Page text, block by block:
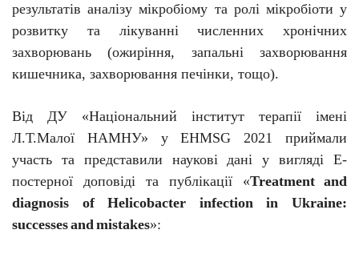
результатів аналізу мікробіому та ролі мікробіоти у
розвитку та лікуваннічисленних хронічних
захворювань (ожиріння, запальні захворювання
кишечника, захворювання печінки, тощо).
Від ДУ «Національний інститут терапії імені
Л.Т.Малої НАМНУ» у EHMSG 2021 приймали
участь та представили наукові дані у вигляді Е-
постерної доповіді та публікації «Treatment and
diagnosis
of Helicobacter infection in Ukraine:
successesandmistakes»: